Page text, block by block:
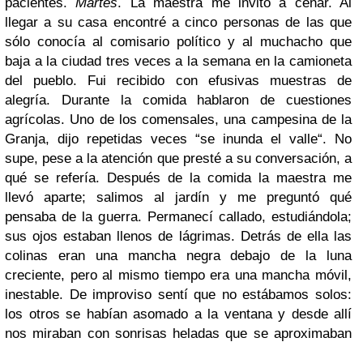
llegar a su casa encontré a cinco personas de las que
sólo conocía al comisario político y al muchacho que
baja a la ciudad tres veces a la semana en la camioneta
del pueblo. Fui recibido con efusivas muestras de
alegría. Durante la comida hablaron de cuestiones
agrícolas. Uno de los comensales, una campesina de la
Granja, dijo repetidas veces “se inunda el valle“. No
supe, pese a la atención que presté a su conversación, a
qué se refería. Después de la comida la maestra me
llevó aparte; salimos al jardín y me preguntó qué
pensaba de la guerra. Permanecí callado, estudiándola;
sus ojos estaban llenos de lágrimas. Detrás de ella las
colinas eran una mancha negra debajo de la luna
creciente, pero al mismo tiempo era una mancha móvil,
inestable. De improviso sentí que no estábamos solos:
los otros se habían asomado a la ventana y desde allí
nos miraban con sonrisas heladas que se aproximaban